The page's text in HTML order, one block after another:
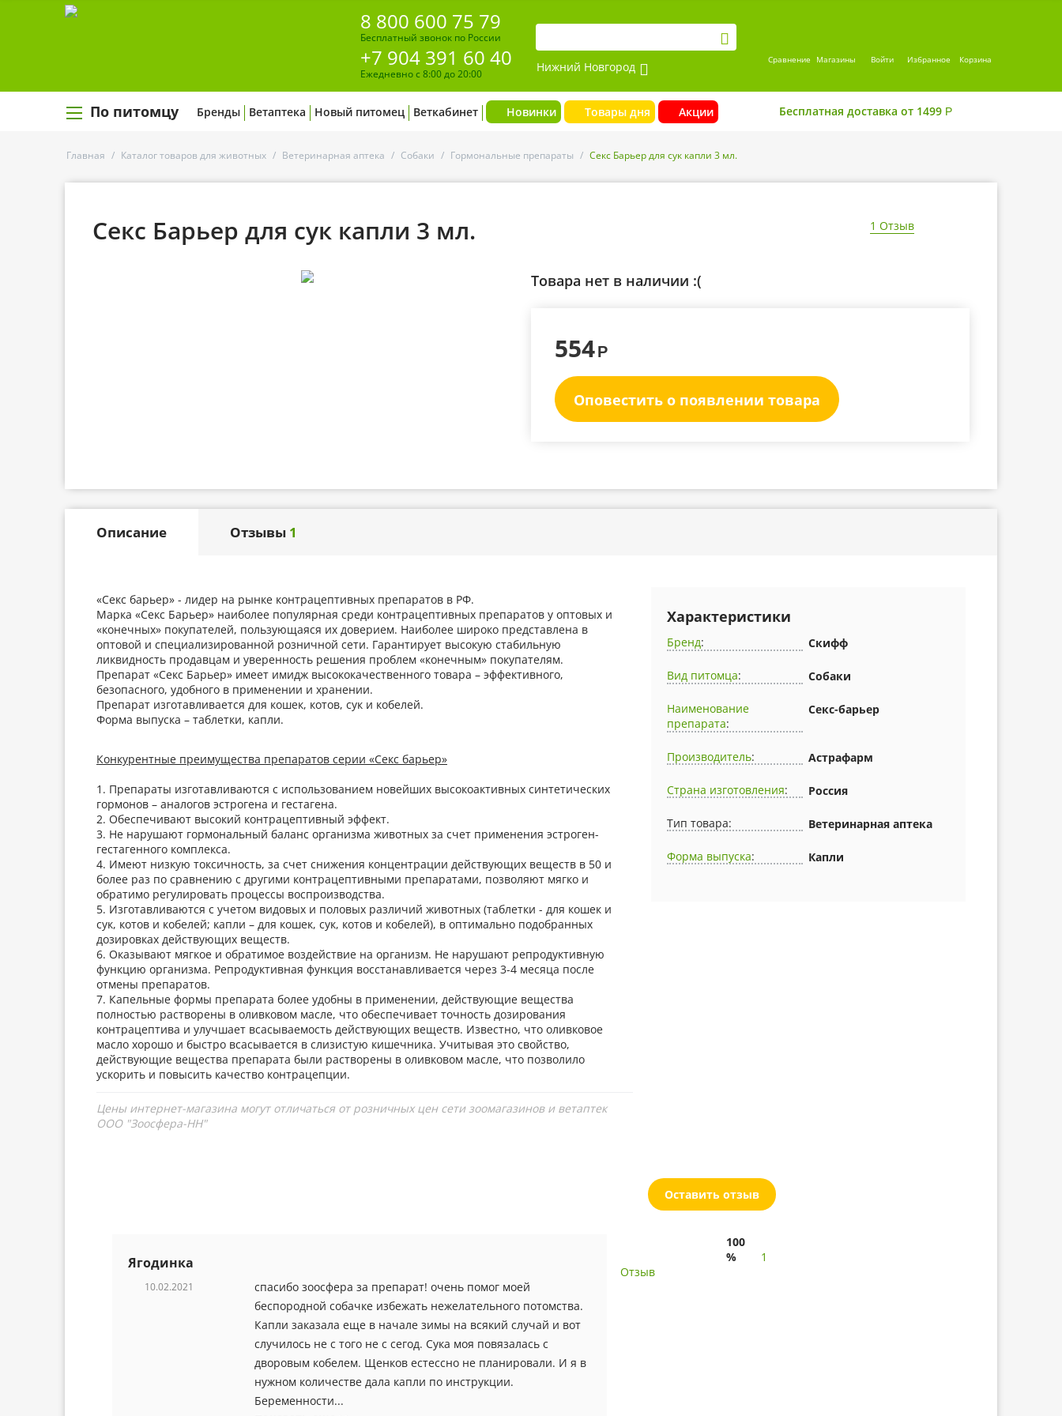
8 800 600 75 79
Бесплатный звонок по России
+7 904 391 60 40
Ежедневно с 8:00 до 20:00 Нижний Новгород Сравнение Магазины Войти Избранное Корзина
По питомцу Бренды Ветаптека Новый питомец Веткабинет Новинки Товары дня Акции Бесплатная доставка от 1499 Р
Главная / Каталог товаров для животных / Ветеринарная аптека / Собаки / Гормональные препараты / Секс Барьер для сук капли 3 мл.
Секс Барьер для сук капли 3 мл. 1 Отзыв
Товара нет в наличии :(
554Р
Оповестить о появлении товара
Описание Отзывы 1
«Секс барьер» - лидер на рынке контрацептивных препаратов в РФ.
Марка «Секс Барьер» наиболее популярная среди контрацептивных препаратов у оптовых и
«конечных» покупателей, пользующаяся их доверием. Наиболее широко представлена в
оптовой и специализированной розничной сети. Гарантирует высокую стабильную
ликвидность продавцам и уверенность решения проблем «конечным» покупателям.
Препарат «Секс Барьер» имеет имидж высококачественного товара – эффективного,
безопасного, удобного в применении и хранении.
Препарат изготавливается для кошек, котов, сук и кобелей.
Форма выпуска – таблетки, капли.
Конкурентные преимущества препаратов серии «Секс барьер»
1. Препараты изготавливаются с использованием новейших высокоактивных синтетических
гормонов – аналогов эстрогена и гестагена.
2. Обеспечивают высокий контрацептивный эффект.
3. Не нарушают гормональный баланс организма животных за счет применения эстроген-
гестагенного комплекса.
4. Имеют низкую токсичность, за счет снижения концентрации действующих веществ в 50 и
более раз по сравнению с другими контрацептивными препаратами, позволяют мягко и
обратимо регулировать процессы воспроизводства.
5. Изготавливаются с учетом видовых и половых различий животных (таблетки - для кошек и
сук, котов и кобелей; капли – для кошек, сук, котов и кобелей), в оптимально подобранных
дозировках действующих веществ.
6. Оказывают мягкое и обратимое воздействие на организм. Не нарушают репродуктивную
функцию организма. Репродуктивная функция восстанавливается через 3-4 месяца после
отмены препаратов.
7. Капельные формы препарата более удобны в применении, действующие вещества
полностью растворены в оливковом масле, что обеспечивает точность дозирования
контрацептива и улучшает всасываемость действующих веществ. Известно, что оливковое
масло хорошо и быстро всасывается в слизистую кишечника. Учитывая это свойство,
действующие вещества препарата были растворены в оливковом масле, что позволило
ускорить и повысить качество контрацепции.
Цены интернет-магазина могут отличаться от розничных цен сети зоомагазинов и ветаптек
ООО "Зоосфера-НН"
Характеристики
Бренд: Скифф
Вид питомца: Собаки
Наименование
препарата:
Секс-барьер
Производитель: Астрафарм
Страна изготовления: Россия
Тип товара: Ветеринарная аптека
Форма выпуска: Капли
Оставить отзыв
Ягодинка
10.02.2021
спасибо зоосфера за препарат! очень помог моей
беспородной собачке избежать нежелательного потомства.
Капли заказала еще в начале зимы на всякий случай и вот
случилось не с того не с сегод. Сука моя повязалась с
дворовым кобелем. Щенков естессно не планировали. И я в
нужном количестве дала капли по инструкции.
Беременности...
100
%
1
Отзыв